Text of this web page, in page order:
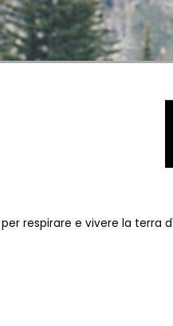
respirare e vivere la terra